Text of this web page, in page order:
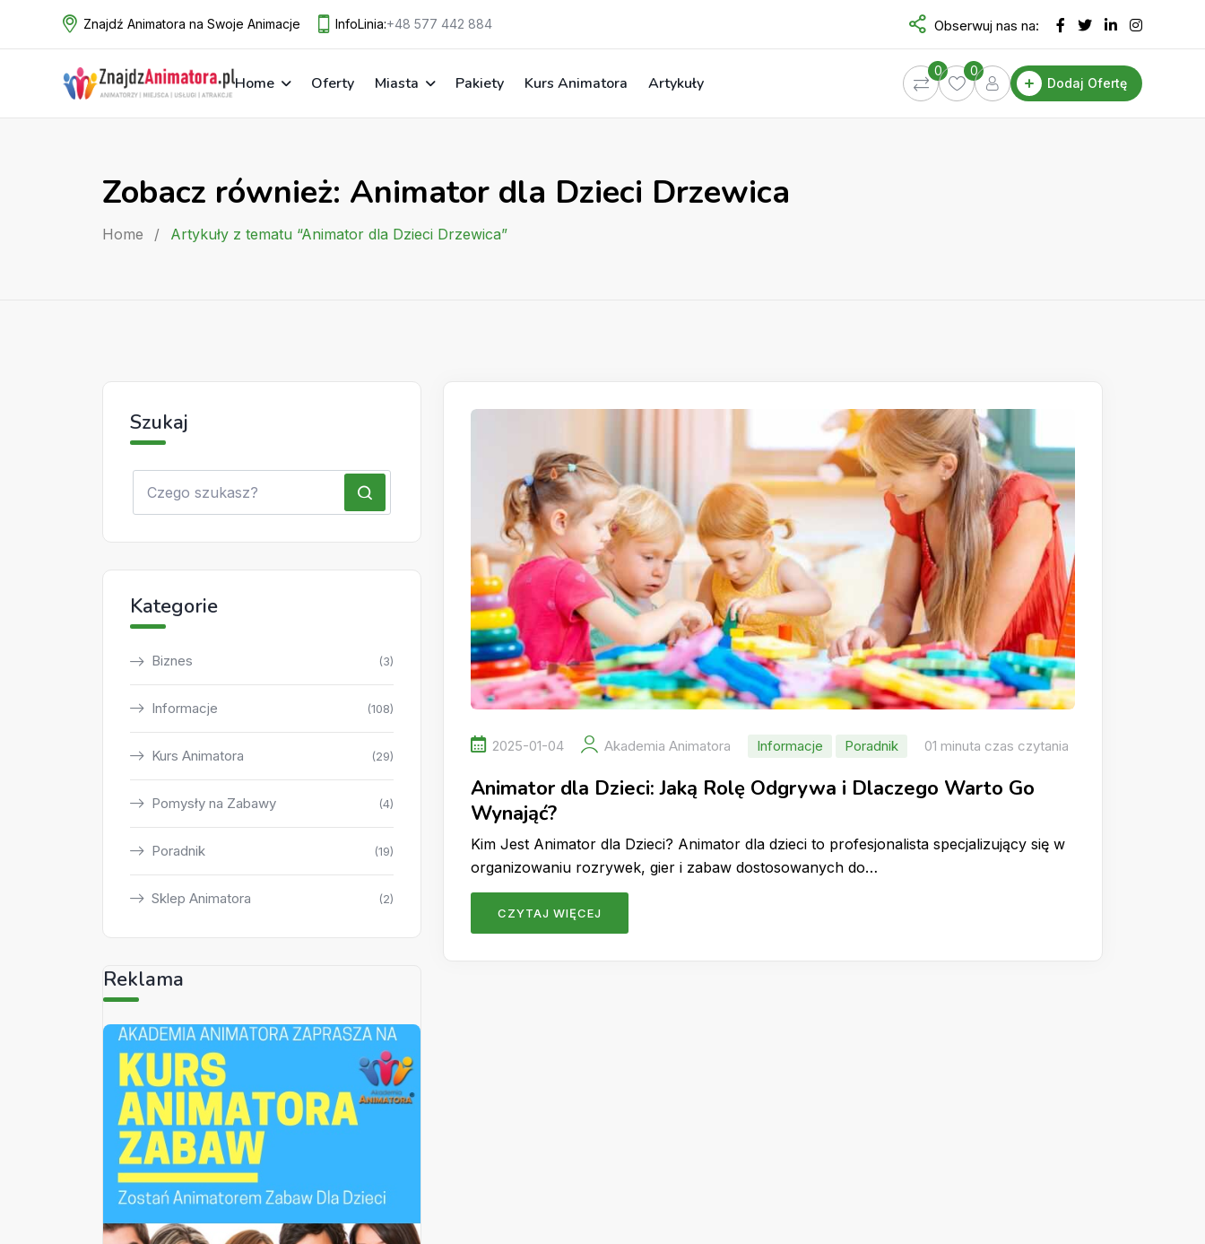
Znajdź Animatora na Swoje Animacje InfoLinia:+48 577 442 884 Obserwuj nas na:
Home Oferty Miasta Pakiety Kurs Animatora Artykuły
0
0
Dodaj Ofertę
Zobacz również: Animator dla Dzieci Drzewica
Home / Artykuły z tematu “Animator dla Dzieci Drzewica”
2025-01-04 Akademia Animatora Informacje Poradnik 01 minuta czas czytania
Animator dla Dzieci: Jaką Rolę Odgrywa i Dlaczego Warto Go
Wynająć?
Kim Jest Animator dla Dzieci? Animator dla dzieci to profesjonalista specjalizujący się w
organizowaniu rozrywek, gier i zabaw dostosowanych do…
CZYTAJ WIĘCEJ
Szukaj
Kategorie
Biznes (3)
Informacje (108)
Kurs Animatora (29)
Pomysły na Zabawy (4)
Poradnik (19)
Sklep Animatora (2)
Reklama